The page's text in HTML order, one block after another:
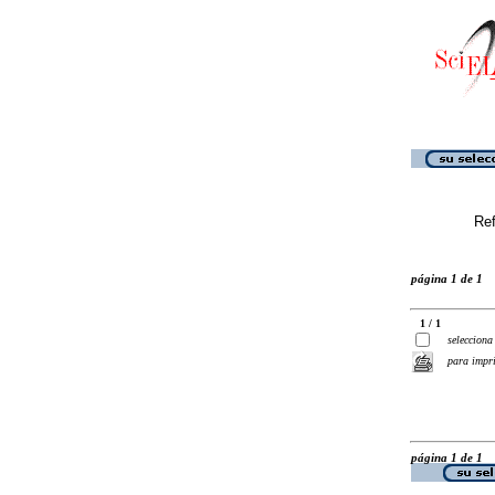
página 1 de 1
1 / 1
selecciona
para
página 1 de 1